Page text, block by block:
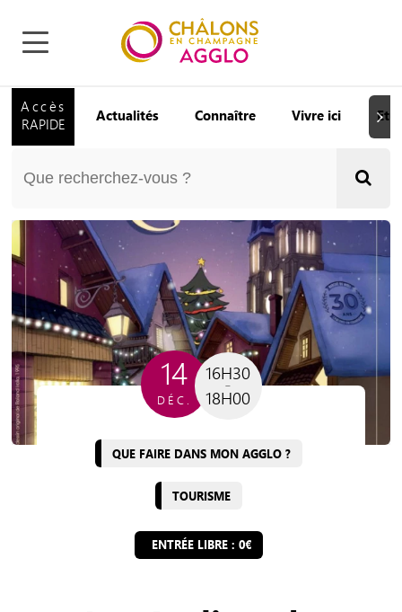
Accès
RAPIDE
Actualités Connaître Vivre ici
14
DÉC.
16H30
18H00
QUE FAIRE DANS MON AGGLO ?
TOURISME
ENTRÉE LIBRE : 0€